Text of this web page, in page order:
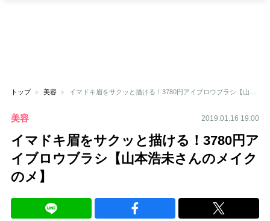
トップ 美容
美容 2019.01.16 19:00
イマドキ眉をサクッと描ける！3780円ア
イブロウブラシ【山本浩未さんのメイク
のメ】